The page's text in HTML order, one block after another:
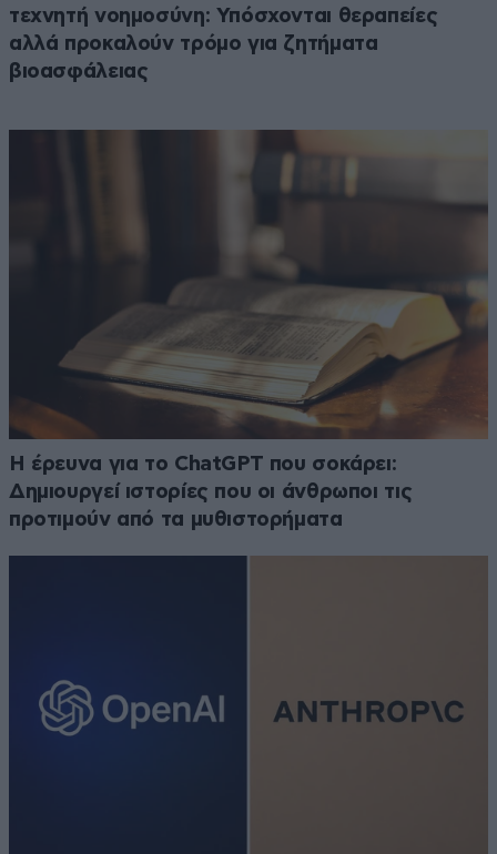
τεχνητή νοημοσύνη: Υπόσχονται θεραπείες
αλλά προκαλούν τρόμο για ζητήματα
βιοασφάλειας
H έρευνα για το ChatGPT που σοκάρει:
Δημιουργεί ιστορίες που οι άνθρωποι τις
προτιμούν από τα μυθιστορήματα